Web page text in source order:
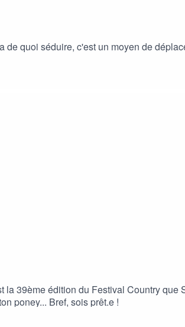
de quoi séduire, c'est un moyen de
39ème édition du Festival Country que
poney... Bref, sois prêt.e !